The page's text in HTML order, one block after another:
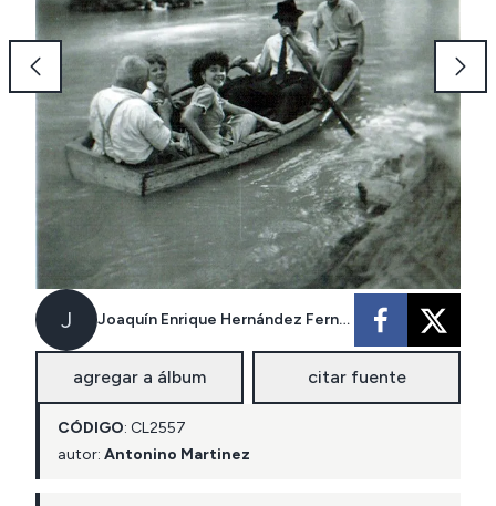
J Joaquín Enrique Hernández Fernández
agregar a álbum citar fuente
CÓDIGO: CL2557
autor: Antonino Martinez